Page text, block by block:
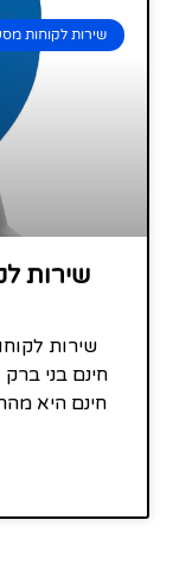
שירות לקוחות
שירות
שירות
חינם בני
חינם היא